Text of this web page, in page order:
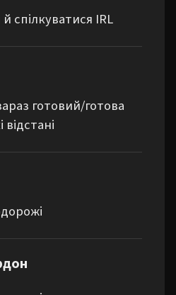
спілкуватися IRL
готовий/готова